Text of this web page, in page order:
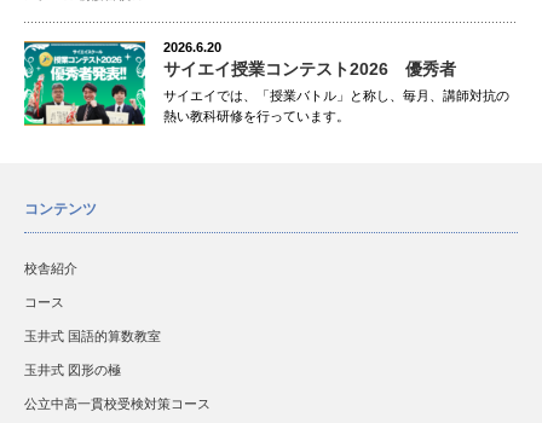
2026.6.20
サイエイ授業コンテスト2026 優秀者
サイエイでは、「授業バトル」と称し、毎月、講師対抗の
熱い教科研修を行っています。
コンテンツ
校舎紹介
コース
玉井式 国語的算数教室
玉井式 図形の極
公立中高一貫校受検対策コース